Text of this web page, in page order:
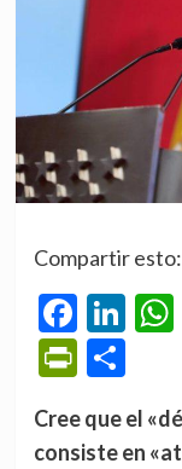
Compartir esto:
Cree que el «débil proyecto» del presidente
consiste en